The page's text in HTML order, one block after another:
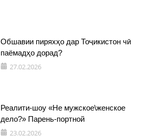
Обшавии пиряхҳо дар Тоҷикистон чӣ
паёмадҳо дорад?
27.02.2026
Реалити-шоу «Не мужское\женское
дело?» Парень-портной
23.02.2026